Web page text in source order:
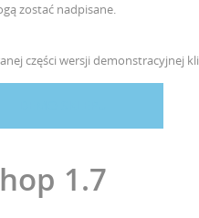
zostać nadpisane.
części wersji demonstracyjnej
1.7